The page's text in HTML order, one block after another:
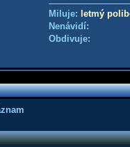
Miluje: letmý
Nenávidí:
Obdivuje: